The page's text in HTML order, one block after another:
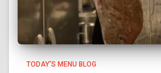
TODAY'S MENU BLOG